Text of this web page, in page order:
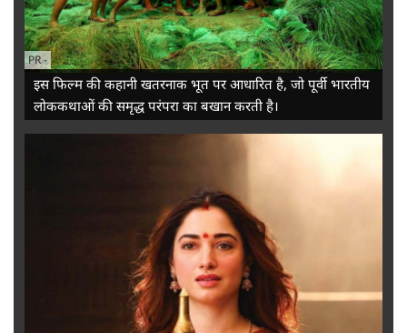
PR-
इस फिल्म की कहानी खतरनाक भूत पर आधारित है, जो पूर्वी भारतीय
लोककथाओं की समृद्ध परंपरा का बखान करती है।